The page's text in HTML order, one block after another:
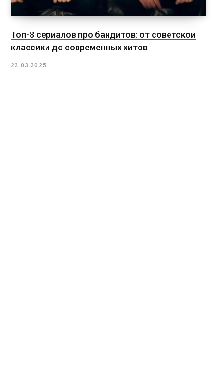
Топ-8 сериалов про бандитов: от советской
классики до современных хитов
22.03.2025